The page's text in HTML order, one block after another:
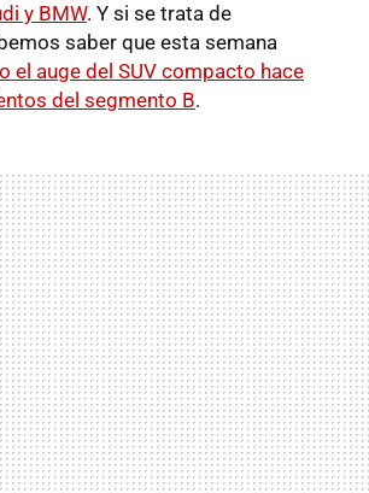
y BMW. Y si se trata de
saber que esta semana
el auge del SUV compacto hace
del segmento B.